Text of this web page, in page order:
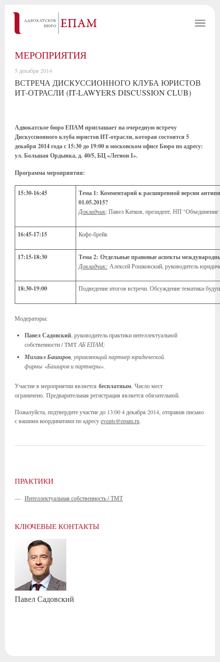
МЕРОПРИЯТИЯ
5 декабря 2014
ВСТРЕЧА ДИСКУССИОННОГО КЛУБА ЮРИСТОВ
ИТ-ОТРАСЛИ (IT-LAWYERS DISCUSSION CLUB)
Адвокатское бюро ЕПАМ приглашает на очередную встречу
Дискуссионного клуба юристов ИТ-отрасли, которая состоится 5
декабря 2014 года с 15:30 до 19:00 в московском офисе Бюро по адресу:
ул. Большая Ордынка, д. 40/5, БЦ «Легион I».
Программа мероприятия:
15:30-16:45 Тема 1: Комментарий к расширенной версии
01.05.2015?
Докладчик:Павел Катков, президент, НП "Объединение
16:45-17:15 Кофе-брейк
17:15-18:30 Тема 2: Отдельные правовые аспекты
Докладчик: Алексей Рошковский, руководитель
18:30-19:00 Подведение итогов встречи. Обсуждение тематики
Модераторы:
Павел Садовский , руководитель практики интеллектуальной
собственности / TMT АБ ЕПАМ;
Михаил Баширов , управляющий партнер юридической
фирмы «Баширов и партнеры».
Участие в мероприятии является бесплатным. Число мест
ограничено. Предварительная регистрация является обязательной.
Пожалуйста, подтвердите участие до 13:00 4 декабря 2014, отправив письмо
с вашими координатами по адресуevents@epam.ru.
ПРАКТИКИ
— Интеллектуальная собственность / ТМТ
КЛЮЧЕВЫЕ КОНТАКТЫ
ПавелСадовский